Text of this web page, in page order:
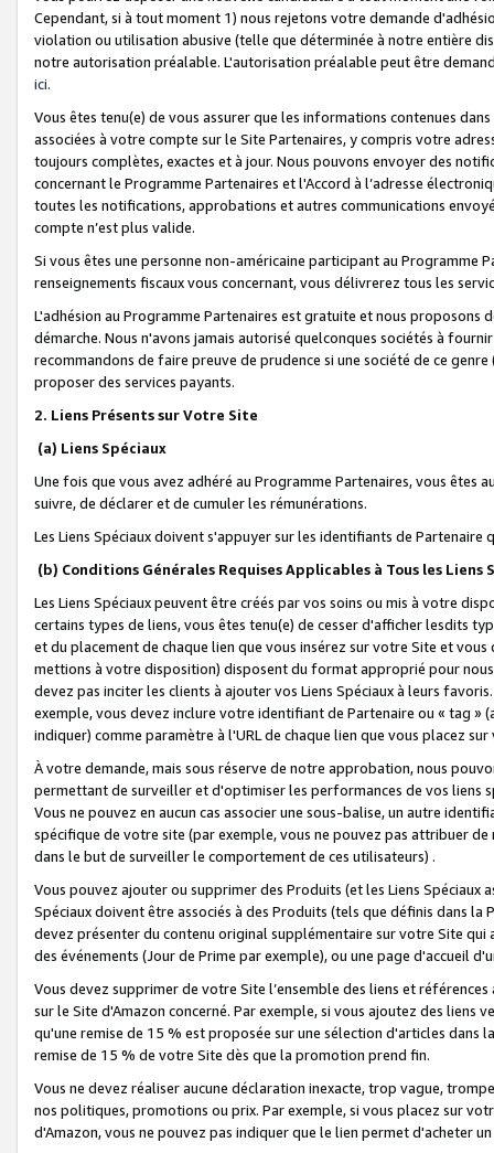
Cependant, si à tout moment 1) nous rejetons votre demande
violation ou utilisation abusive (telle que déterminée à notre entière
notre autorisation préalable. L'autorisation préalable peut être
ici.
Vous êtes tenu(e) de vous assurer que les informations contenues
associées à votre compte sur le Site Partenaires, y compris votre
toujours complètes, exactes et à jour. Nous pouvons envoyer des
concernant le Programme Partenaires et l'Accord à l’adresse
toutes les notifications, approbations et autres communications
compte n’est plus valide.
Si vous êtes une personne non-américaine participant au
renseignements fiscaux vous concernant, vous délivrerez tous les
L'adhésion au Programme Partenaires est gratuite et nous proposons
démarche. Nous n'avons jamais autorisé quelconques sociétés à
recommandons de faire preuve de prudence si une société de ce
proposer des services payants.
2. Liens Présents sur Votre Site
(a) Liens Spéciaux
Une fois que vous avez adhéré au Programme Partenaires, vous êtes
suivre, de déclarer et de cumuler les rémunérations.
Les Liens Spéciaux doivent s'appuyer sur les identifiants de Partenaire
(b) Conditions Générales Requises Applicables à Tous les Liens
Les Liens Spéciaux peuvent être créés par vos soins ou mis à votre
certains types de liens, vous êtes tenu(e) de cesser d'afficher lesdits
et du placement de chaque lien que vous insérez sur votre Site et
mettions à votre disposition) disposent du format approprié pour
devez pas inciter les clients à ajouter vos Liens Spéciaux à leurs
exemple, vous devez inclure votre identifiant de Partenaire ou « tag
indiquer) comme paramètre à l'URL de chaque lien que vous placez
À votre demande, mais sous réserve de notre approbation, nous
permettant de surveiller et d'optimiser les performances de vos liens
Vous ne pouvez en aucun cas associer une sous-balise, un autre
spécifique de votre site (par exemple, vous ne pouvez pas attribuer
dans le but de surveiller le comportement de ces utilisateurs) .
Vous pouvez ajouter ou supprimer des Produits (et les Liens
Spéciaux doivent être associés à des Produits (tels que définis dans
devez présenter du contenu original supplémentaire sur votre Site qui
des événements (Jour de Prime par exemple), ou une page d'accueil
Vous devez supprimer de votre Site l’ensemble des liens et
sur le Site d'Amazon concerné. Par exemple, si vous ajoutez des
qu'une remise de 15 % est proposée sur une sélection d'articles
remise de 15 % de votre Site dès que la promotion prend fin.
Vous ne devez réaliser aucune déclaration inexacte, trop vague,
nos politiques, promotions ou prix. Par exemple, si vous placez sur
d'Amazon, vous ne pouvez pas indiquer que le lien permet d'acheter